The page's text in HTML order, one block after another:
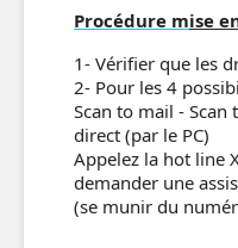
Procédure mise
1- Vérifier que les
2- Pour les 4
Scan to mail - Scan
direct (par le PC)
Appelez la hot line
demander une
(se munir du